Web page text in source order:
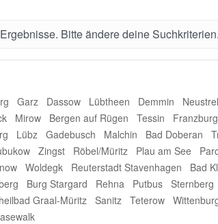
Bitte ändere deine Suchkriterien.
Garz Dassow Lübtheen Demmin
Mirow Bergen auf Rügen Tessin Franzburg
Lübz Gadebusch Malchin Bad Doberan
Zingst Röbel/Müritz Plau am See
Woldegk Reuterstadt Stavenhagen Bad
Burg Stargard Rehna Putbus Sternberg
Graal-Müritz Sanitz Teterow